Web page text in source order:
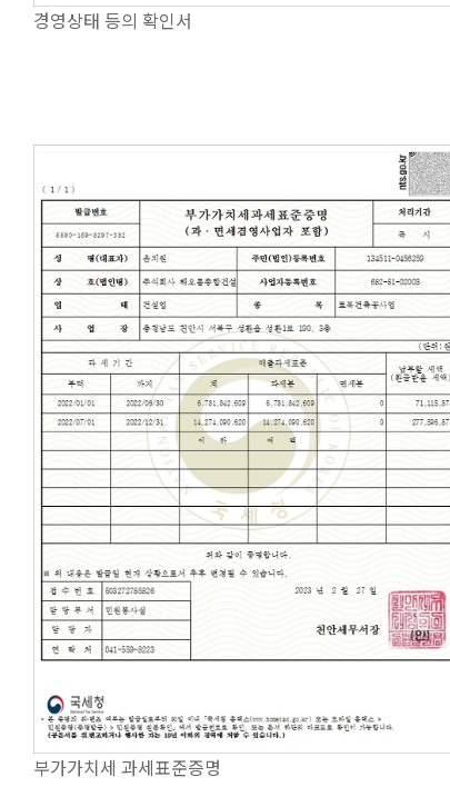
경영상태 등의 확인서
부가가치세 과세표준증명